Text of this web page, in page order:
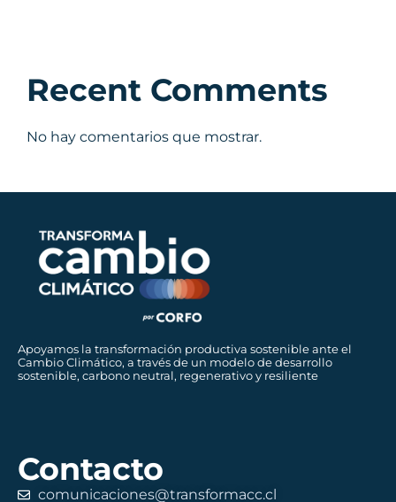
Recent Comments
No hay comentarios que mostrar.
Apoyamos la transformación productiva sostenible ante el
Cambio Climático, a través de un modelo de desarrollo
sostenible, carbono neutral, regenerativo y resiliente
Contacto
comunicaciones@transformacc.cl